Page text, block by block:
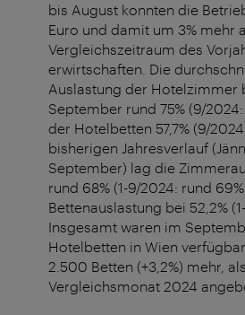
bis August konnten die
Euro und damit um 3% mehr
Vergleichszeitraum des
erwirtschaften. Die
Auslastung der Hotelzimmer
September rund 75% (9/
der Hotelbetten 57,7% (9/
bisherigen Jahresverlauf
September) lag die
rund 68% (1-9/2024: rund
Bettenauslastung bei 52,2%
Insgesamt waren im
Hotelbetten in Wien
2.500 Betten (+3,2%) mehr,
Vergleichsmonat 2024